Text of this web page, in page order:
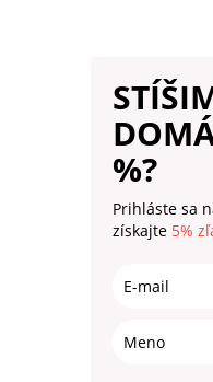
%?
Prihláste sa
získajte 5%